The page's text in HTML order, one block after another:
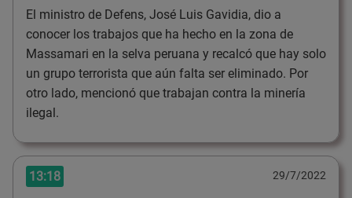
El ministro de Defens, José Luis Gavidia, dio a
conocer los trabajos que ha hecho en la zona de
Massamari en la selva peruana y recalcó que hay solo
un grupo terrorista que aún falta ser eliminado. Por
otro lado, mencionó que trabajan contra la minería
ilegal.
13:18 29/7/2022